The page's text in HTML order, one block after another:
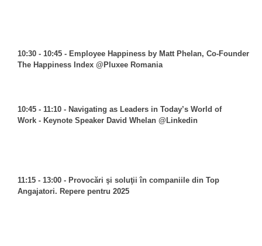
10:30 - 10:45 - Employee Happiness by Matt Phelan, Co-Founder
The Happiness Index @Pluxee Romania
10:45 - 11:10 - Navigating as Leaders in Today’s World of
Work - Keynote Speaker David Whelan @Linkedin
11:15 - 13:00 - Provocări şi soluţii în companiile din Top
Angajatori. Repere pentru 2025